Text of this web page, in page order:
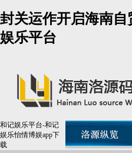
封关运作开启海南
娱乐平台
和记娱乐平台-和记
娱乐怡情博娱app下
载